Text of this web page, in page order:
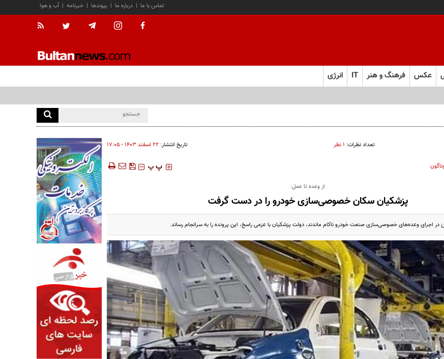
آب و هوا | خبرنامه | پیوندها | درباره ما | تماس با ما
عکس فرهنگ و هنر IT انرژی
تعداد نظرات: ۱ نظر تاریخ انتشار: ۲۲ اسفند ۱۴۰۳ - ۱۷:۰۵
‍‍‍ پ پ
از وعده تا عمل:
پزشکیان سکان خصوصی‌سازی خودرو را در دست گرفت
اجرای وعده‌های خصوصی‌سازی صنعت خودرو ناکام ماندند، دولت پزشکیان با عزمی راسخ، این پرونده را به سرانجام رساند.